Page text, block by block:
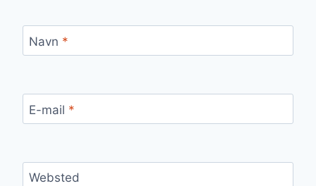
Navn *
E-mail *
Websted